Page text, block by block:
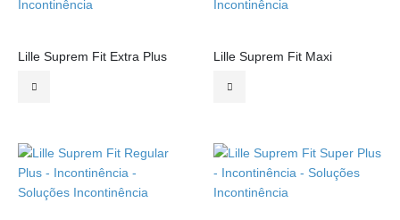
Lille Suprem Fit Extra Plus Lille Suprem Fit Maxi